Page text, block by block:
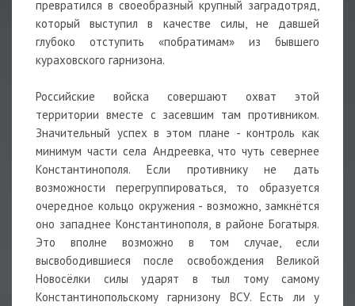
превратился в своеобразный крупный заградотряд,
который выступил в качестве силы, не давшей
глубоко отступить «побратимам» из бывшего
кураховского гарнизона.
Российские войска совершают охват этой
территории вместе с засевшим там противником.
Значительный успех в этом плане - контроль как
минимум части села Андреевка, что чуть севернее
Константинополя. Если противнику не дать
возможности перегруппироваться, то образуется
очередное кольцо окружения - возможно, замкнётся
оно западнее Константинополя, в районе Богатыря.
Это вполне возможно в том случае, если
высвободившиеся после освобождения Великой
Новосёлки силы ударят в тыл тому самому
Константинопольскому гарнизону ВСУ. Есть ли у